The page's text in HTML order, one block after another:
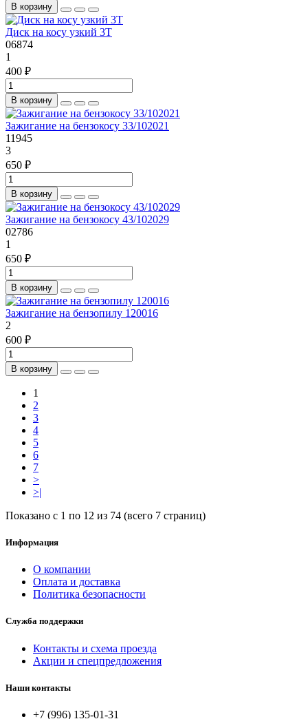
В корзину
Диск на косу узкий 3Т
06874
1
400 ₽
В корзину
Зажигание на бензокосу 33/102021
11945
3
650 ₽
В корзину
Зажигание на бензокосу 43/102029
02786
1
650 ₽
В корзину
Зажигание на бензопилу 120016
2
600 ₽
В корзину
1
2
3
4
5
6
7
>
>|
Показано с 1 по 12 из 74 (всего 7 страниц)
Информация
О компании
Оплата и доставка
Политика безопасности
Служба поддержки
Контакты и схема проезда
Акции и спецпредложения
Наши контакты
+7 (996) 135-01-31